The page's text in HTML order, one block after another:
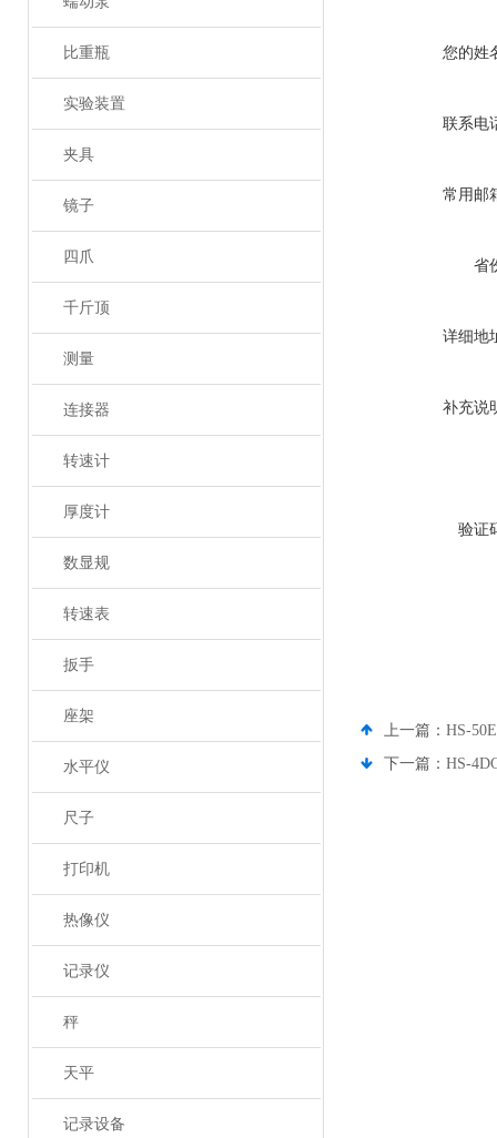
比重瓶
实验装置
夹具
镜子
四爪
千斤顶
测量
连接器
转速计
厚度计
数显规
转速表
扳手
座架
水平仪
尺子
打印机
热像仪
记录仪
秤
天平
记录设备
您的姓
联系电
常用邮
省
详细地
补充说
验证
上一篇： HS-
下一篇： HS-